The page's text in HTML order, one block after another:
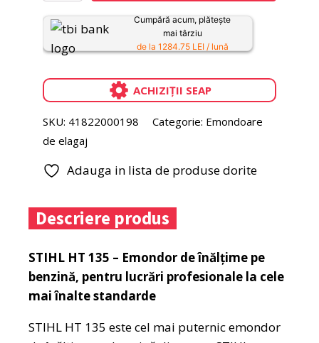
inaltime
STIHL
HT
Cumpără acum, plătește
mai târziu
de la 1284.75 LEI / lună
ACHIZIȚII SEAP
SKU: 41822000198 Categorie: Emondoare
de elagaj
Adauga in lista de produse dorite
Descriere produs
STIHL HT 135 – Emondor de înălțime pe
benzină, pentru lucrări profesionale la cele
mai înalte standarde
STIHL HT 135 este cel mai puternic emondor